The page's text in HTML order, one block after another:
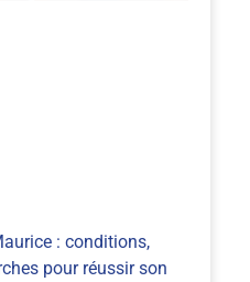
: conditions,
pour réussir son